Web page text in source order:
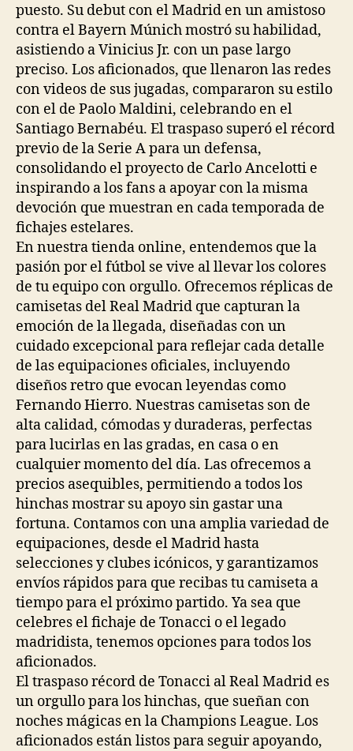
puesto. Su debut con el Madrid en un amistoso
contra el Bayern Múnich mostró su habilidad,
asistiendo a Vinicius Jr. con un pase largo
preciso. Los aficionados, que llenaron las redes
con videos de sus jugadas, compararon su estilo
con el de Paolo Maldini, celebrando en el
Santiago Bernabéu. El traspaso superó el récord
previo de la Serie A para un defensa,
consolidando el proyecto de Carlo Ancelotti e
inspirando a los fans a apoyar con la misma
devoción que muestran en cada temporada de
fichajes estelares.
En nuestra tienda online, entendemos que la
pasión por el fútbol se vive al llevar los colores
de tu equipo con orgullo. Ofrecemos réplicas de
camisetas del Real Madrid que capturan la
emoción de la llegada, diseñadas con un
cuidado excepcional para reflejar cada detalle
de las equipaciones oficiales, incluyendo
diseños retro que evocan leyendas como
Fernando Hierro. Nuestras camisetas son de
alta calidad, cómodas y duraderas, perfectas
para lucirlas en las gradas, en casa o en
cualquier momento del día. Las ofrecemos a
precios asequibles, permitiendo a todos los
hinchas mostrar su apoyo sin gastar una
fortuna. Contamos con una amplia variedad de
equipaciones, desde el Madrid hasta
selecciones y clubes icónicos, y garantizamos
envíos rápidos para que recibas tu camiseta a
tiempo para el próximo partido. Ya sea que
celebres el fichaje de Tonacci o el legado
madridista, tenemos opciones para todos los
aficionados.
El traspaso récord de Tonacci al Real Madrid es
un orgullo para los hinchas, que sueñan con
noches mágicas en la Champions League. Los
aficionados están listos para seguir apoyando,